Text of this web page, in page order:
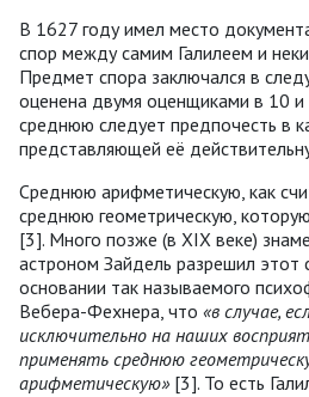
В 1627 году имел место
спор между самим Галилеем и
Предмет спора заключался в
оценена двумя оценщиками в 10
среднюю следует предпочесть в
представляющей её
Среднюю арифметическую, как
среднюю геометрическую,
[3]. Много позже (в XIX веке)
астроном Зайдель разрешил этот
основании так называемого
Вебера-Фехнера, что «в случае,
исключительно на наших
применять среднюю
арифметическую» [3]. То есть